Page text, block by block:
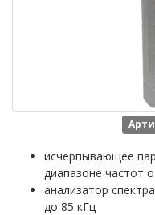
исчерпывающее
диапазоне частот
анализатор
до 85 кГц